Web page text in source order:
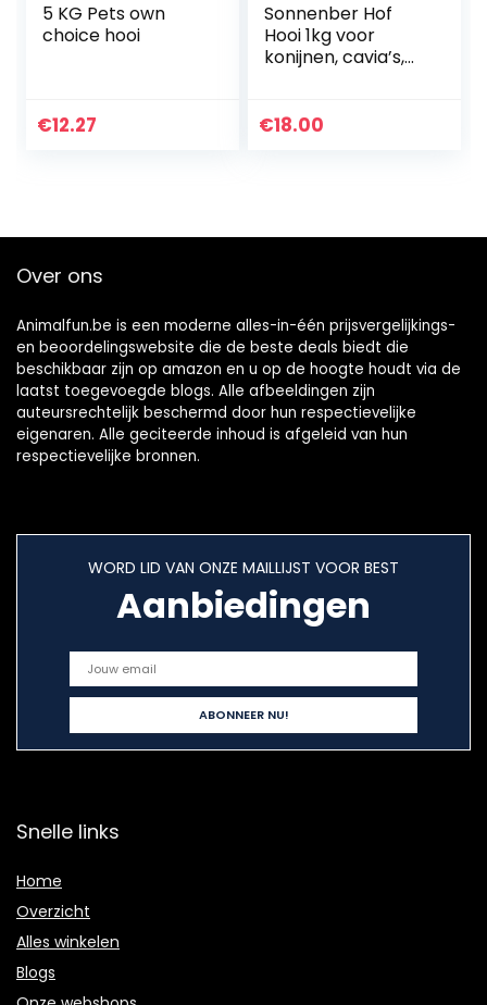
5 KG Pets own
choice hooi
€12.27
Sonnenber Hof
Hooi 1kg voor
konijnen, cavia’s,
konijnenvoer I
€18.00
Over ons
Animalfun.be is een moderne alles-in-één prijsvergelijkings-
en beoordelingswebsite die de beste deals biedt die
beschikbaar zijn op amazon en u op de hoogte houdt via de
laatst toegevoegde blogs. Alle afbeeldingen zijn
auteursrechtelijk beschermd door hun respectievelijke
eigenaren. Alle geciteerde inhoud is afgeleid van hun
respectievelijke bronnen.
WORD LID VAN ONZE MAILLIJST VOOR BEST
Aanbiedingen
Snelle links
Home
Overzicht
Alles winkelen
Blogs